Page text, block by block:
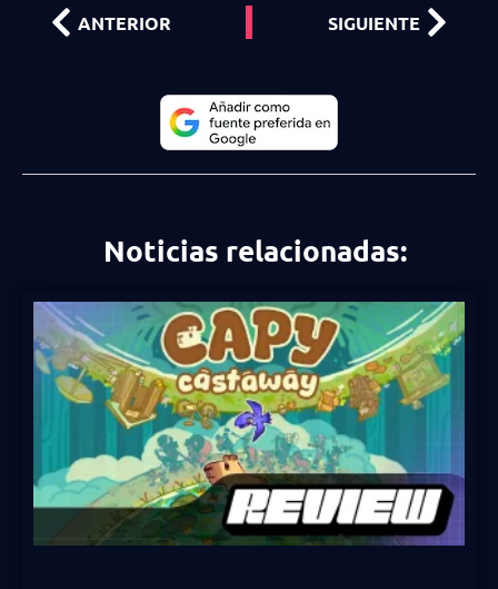
ANTERIOR SIGUIENTE
Noticias relacionadas: